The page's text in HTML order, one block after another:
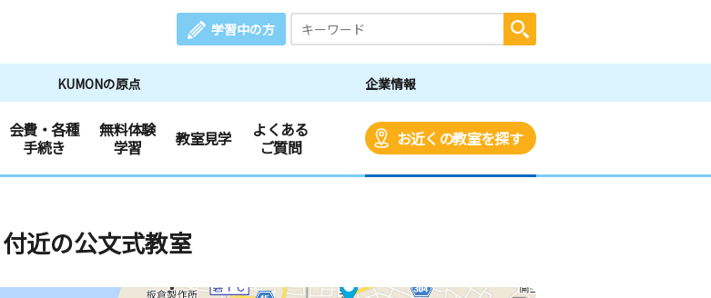
学習中の方
KUMONの原点 企業情報
会費・各種
手続き
無料体験
学習
教室見学
よくある
ご質問
お近くの教室を探す
付近の公文式教室